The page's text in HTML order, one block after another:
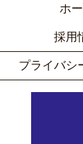
ホ
採用
プライバシ